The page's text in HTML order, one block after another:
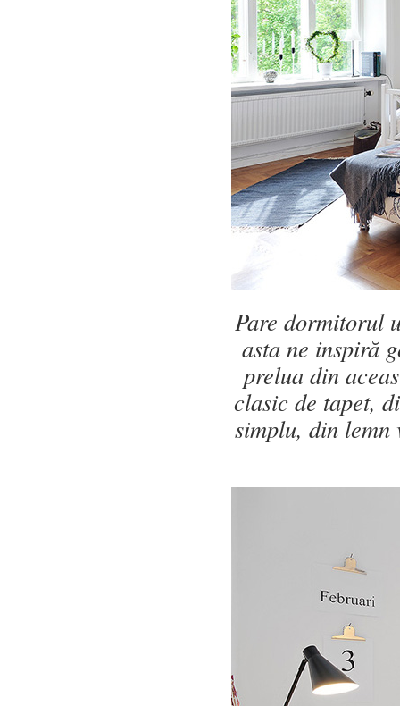
Pare dormitorul
asta ne inspiră
prelua din
clasic de tapet,
simplu, din